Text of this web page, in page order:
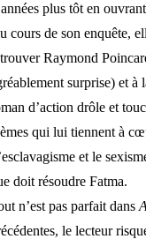
plus tôt en
cours de son enquête,
Raymond
surprise) et
d’action drôle et
qui lui tiennent à
esclavagisme et le
doit résoudre Fatma.
n’est pas parfait dans
le lecteur